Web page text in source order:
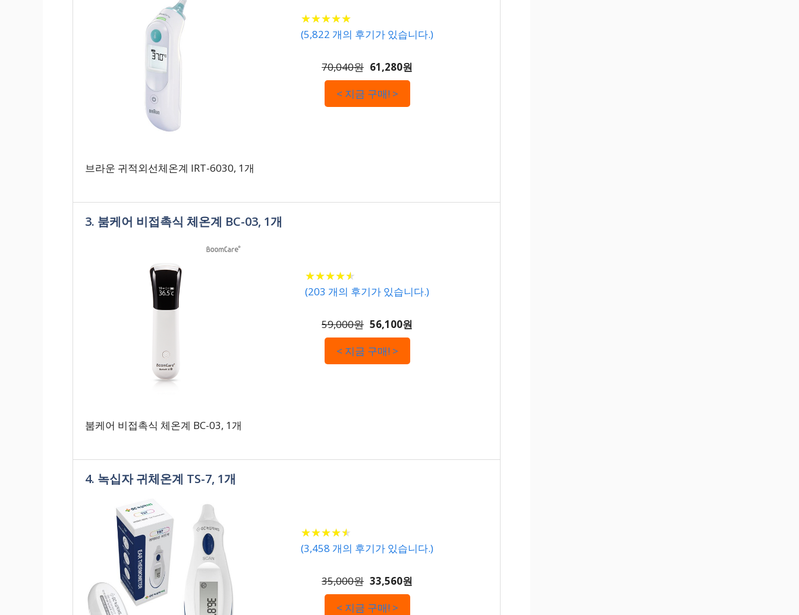
★★★★★
★★★★★
(5,822 개의 후기가 있습니다.)
70,040원 61,280원
< 지금 구매! >
브라운 귀적외선체온계 IRT-6030, 1개
3. 붐케어 비접촉식 체온계 BC-03, 1개
★★★★★
★★★★★
(203 개의 후기가 있습니다.)
59,000원 56,100원
< 지금 구매! >
붐케어 비접촉식 체온계 BC-03, 1개
4. 녹십자 귀체온계 TS-7, 1개
★★★★★
★★★★★
(3,458 개의 후기가 있습니다.)
35,000원 33,560원
< 지금 구매! >